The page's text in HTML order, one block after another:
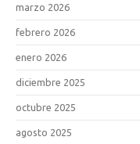
marzo 2026
febrero 2026
enero 2026
diciembre 2025
octubre 2025
agosto 2025